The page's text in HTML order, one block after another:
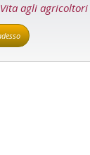
agli agricoltori